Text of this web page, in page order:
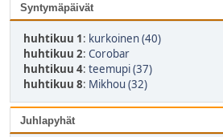
Syntymäpäivät
huhtikuu 1: kurkoinen (40)
huhtikuu 2: Corobar
huhtikuu 4: teemupi (37)
huhtikuu 8: Mikhou (32)
Juhlapyhät